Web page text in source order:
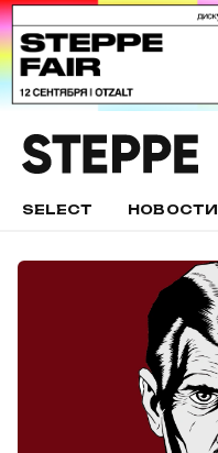
SELECT НОВОСТИ